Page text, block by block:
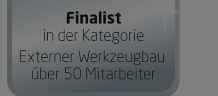
Diese Cookies werden genutzt, um das
Verhalten der Besucher auf der Website
festzuhalten.
Cookie Laufzeit: